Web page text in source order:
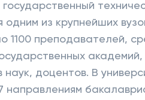
государственный
одним из крупнейших
1100 преподавателей,
наук, доцентов. В
направлениям